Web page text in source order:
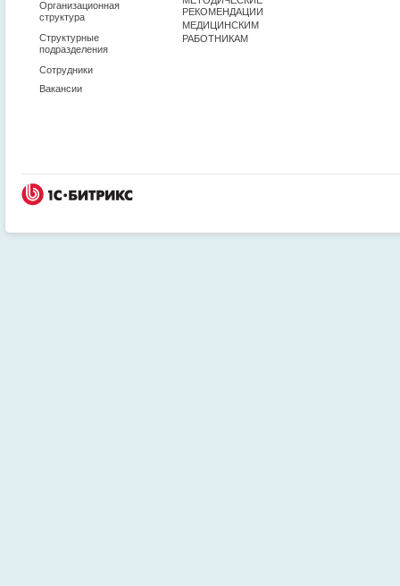
Организационная
структура
Структурные
подразделения
Сотрудники
Вакансии
РЕКОМЕНДАЦИИ
МЕДИЦИНСКИМ
РАБОТНИКАМ